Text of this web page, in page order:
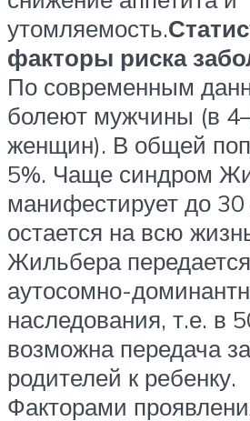
утомляемость.
факторы риска
По современным
болеют мужчины (в
женщин). В общей
5%. Чаще синдром
манифестирует до 30
остается на всю
Жильбера
аутосомно-
наследования, т.е. в
возможна передача
родителей к ребенку.
Факторами